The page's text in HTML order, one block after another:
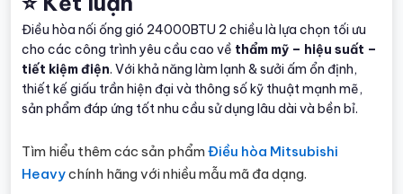
Điều hòa nối ống gió 24000BTU 2 chiều là lựa chọn tối ưu
cho các công trình yêu cầu cao về thẩm mỹ – hiệu suất –
tiết kiệm điện. Với khả năng làm lạnh & sưởi ấm ổn định,
thiết kế giấu trần hiện đại và thông số kỹ thuật mạnh mẽ,
sản phẩm đáp ứng tốt nhu cầu sử dụng lâu dài và bền bỉ.
Tìm hiểu thêm các sản phẩmĐiều hòa Mitsubishi
Heavychính hãng với nhiều mẫu mã đa dạng.